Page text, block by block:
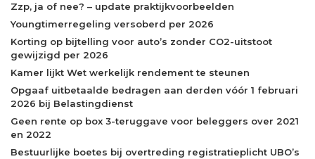
Zzp, ja of nee? – update praktijkvoorbeelden
Youngtimerregeling versoberd per 2026
Korting op bijtelling voor auto’s zonder CO2-uitstoot
gewijzigd per 2026
Kamer lijkt Wet werkelijk rendement te steunen
Opgaaf uitbetaalde bedragen aan derden vóór 1 februari
2026 bij Belastingdienst
Geen rente op box 3-teruggave voor beleggers over 2021
en 2022
Bestuurlijke boetes bij overtreding registratieplicht UBO’s